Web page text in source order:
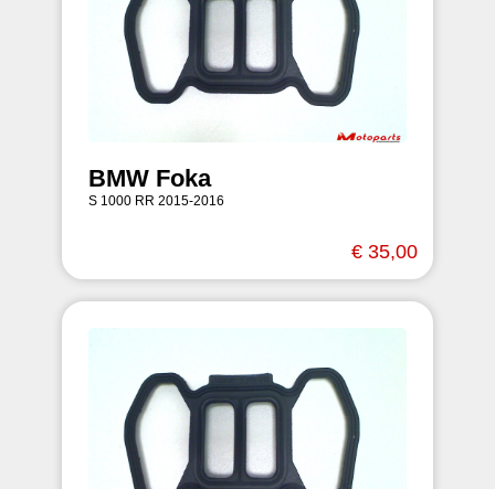
BMW Foka
S 1000 RR 2015-2016
€ 35,00